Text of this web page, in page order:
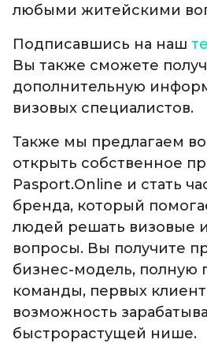
любыми житейскими
Подписавшись на наш
Вы также сможете
дополнительную
визовых специалистов.
Также мы предлагаем
открыть собственное
Pasport.Online и стать
бренда, который
людей решать визовые
вопросы. Вы получите
бизнес-модель, полную
команды, первых
возможность
быстрорастущей нише.